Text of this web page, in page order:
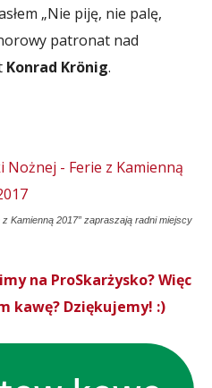
„Nie piję, nie palę,
patronat nad
Konrad Krönig.
z Kamienną 2017” zapraszają radni miejscy
na ProSkarżysko? Więc
kawę? Dziękujemy! :)